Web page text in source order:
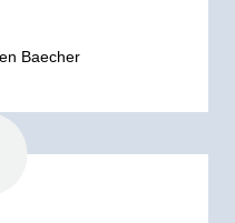
Baecher